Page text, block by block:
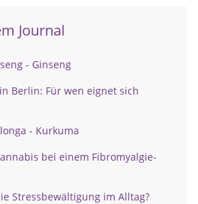
Journal
- Ginseng
Berlin: Für wen eignet sich
- Kurkuma
bei einem Fibromyalgie-
Stressbewältigung im Alltag?